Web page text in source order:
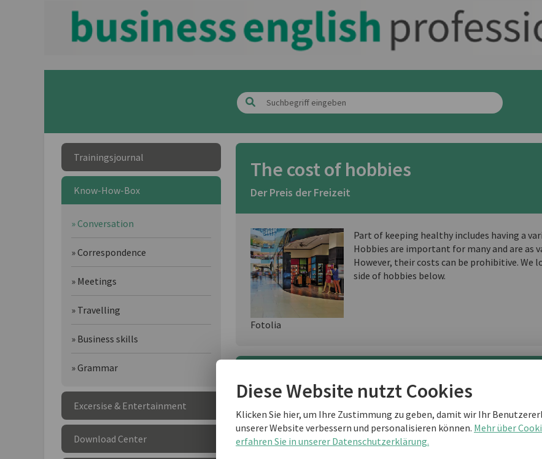
Diese Website nutzt Cookies
Klicken Sie hier, um Ihre Zustimmung zu geben, damit wir Ihr
unserer Website verbessern und personalisieren können. Mehr über
erfahren Sie in unserer Datenschutzerklärung.
Trainingsjournal
Know-How-Box
» Conversation
» Correspondence
» Meetings
» Travelling
» Business skills
» Grammar
Excersise & Entertainment
Download Center
The cost of hobbies
Der Preis der Freizeit
Fotolia
Part of keeping healthy includes having a
Hobbies are important for many and are as
However, their costs can be prohibitive. We
side of hobbies below.
Weiterlesen als business english Kunde
Sie sind noch kein "business english professional"-Kunde
weiterlesen?